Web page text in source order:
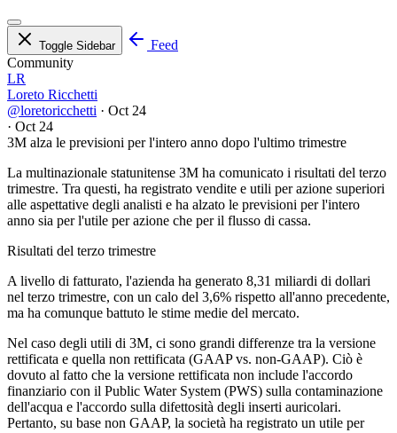
Toggle Sidebar
Feed
Community
LR
Loreto Ricchetti
@loretoricchetti · Oct 24
· Oct 24
3M alza le previsioni per l'intero anno dopo l'ultimo trimestre
La multinazionale statunitense 3M ha comunicato i risultati del terzo
trimestre. Tra questi, ha registrato vendite e utili per azione superiori
alle aspettative degli analisti e ha alzato le previsioni per l'intero
anno sia per l'utile per azione che per il flusso di cassa.
Risultati del terzo trimestre
A livello di fatturato, l'azienda ha generato 8,31 miliardi di dollari
nel terzo trimestre, con un calo del 3,6% rispetto all'anno precedente,
ma ha comunque battuto le stime medie del mercato.
Nel caso degli utili di 3M, ci sono grandi differenze tra la versione
rettificata e quella non rettificata (GAAP vs. non-GAAP). Ciò è
dovuto al fatto che la versione rettificata non include l'accordo
finanziario con il Public Water System (PWS) sulla contaminazione
dell'acqua e l'accordo sulla difettosità degli inserti auricolari.
Pertanto, su base non GAAP, la società ha registrato un utile per